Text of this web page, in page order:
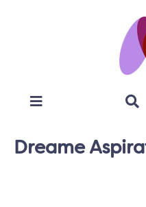
Dreame